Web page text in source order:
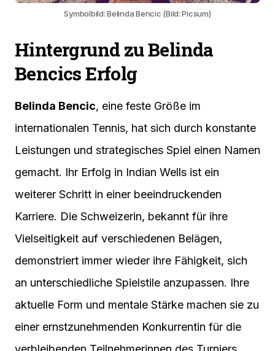
Symbolbild: Belinda Bencic (Bild: Picsum)
Hintergrund zu Belinda
Bencics Erfolg
Belinda Bencic, eine feste Größe im
internationalen Tennis, hat sich durch konstante
Leistungen und strategisches Spiel einen Namen
gemacht. Ihr Erfolg in Indian Wells ist ein
weiterer Schritt in einer beeindruckenden
Karriere. Die Schweizerin, bekannt für ihre
Vielseitigkeit auf verschiedenen Belägen,
demonstriert immer wieder ihre Fähigkeit, sich
an unterschiedliche Spielstile anzupassen. Ihre
aktuelle Form und mentale Stärke machen sie zu
einer ernstzunehmenden Konkurrentin für die